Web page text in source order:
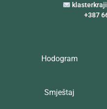
+387
Hodogram
Smještaj